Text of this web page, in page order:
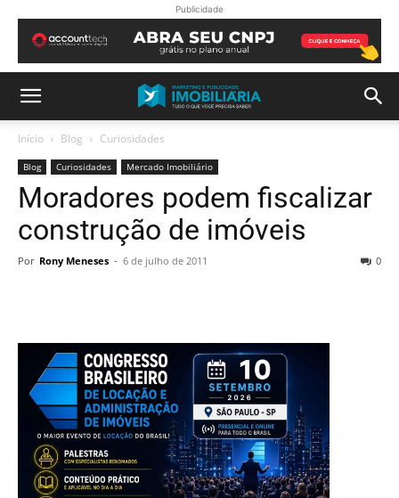
Publicidade
Início Blog Curiosidades
Blog Curiosidades Mercado Imobiliário
Moradores podem fiscalizar
construção de imóveis
Por Rony Meneses - 6 de julho de 2011 0